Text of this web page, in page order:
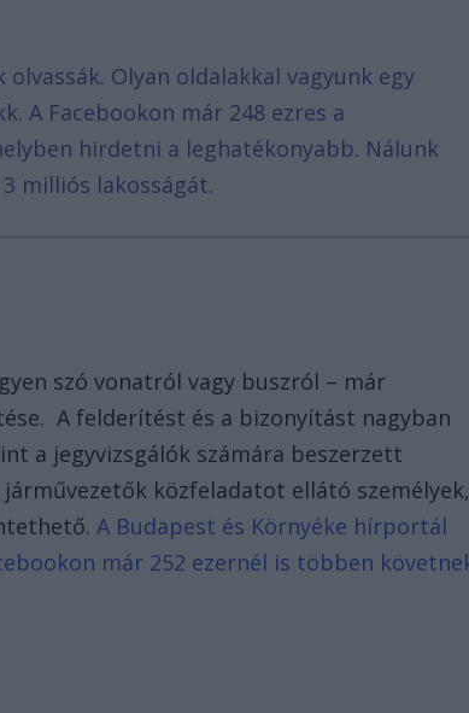
Olyan oldalakkal vagyunk egy
A Facebookon már 248 ezres a
hirdetni a leghatékonyabb. Nálunk
milliós lakosságát.
szó vonatról vagy buszról – már
A felderítést és a bizonyítást nagyban
a jegyvizsgálók számára beszerzett
közfeladatot ellátó
A Budapest és Környéke hírportál
már 252 ezernél is többen